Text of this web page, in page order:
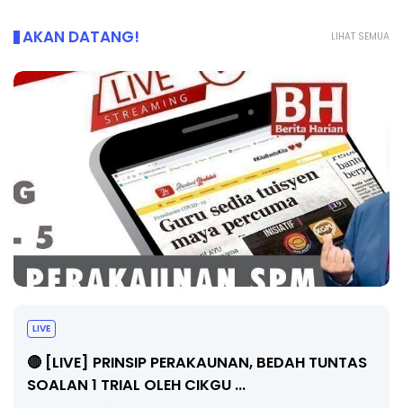
LIHAT SEMUA
AKAN DATANG!
LIVE
🔴 [LIVE] PRINSIP PERAKAUNAN, BEDAH TUNTAS
SOALAN 1 TRIAL OLEH CIKGU ...